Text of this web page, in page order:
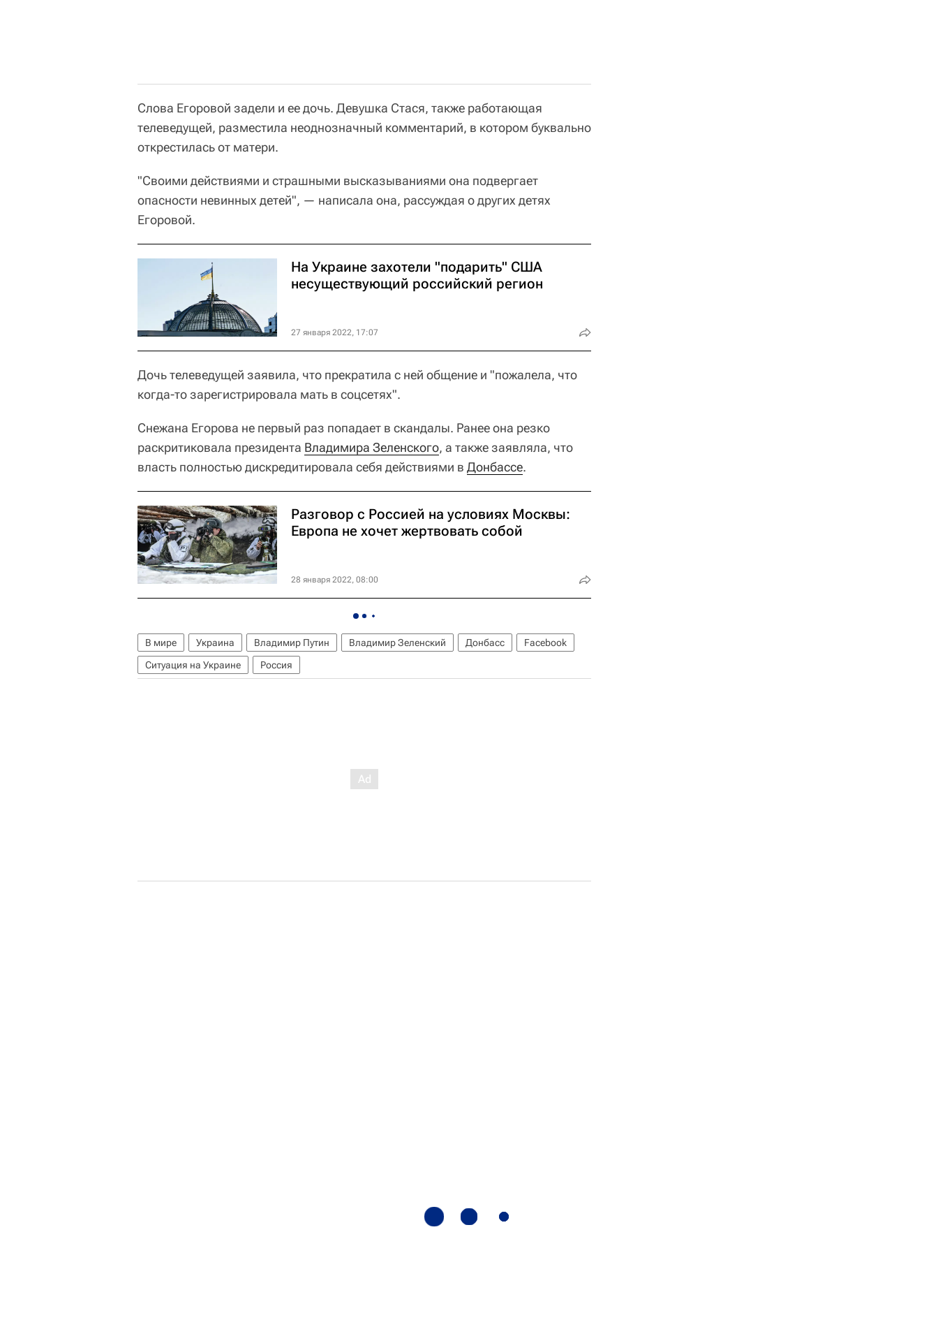
Слова Егоровой задели и ее дочь. Девушка Стася, также работающая
телеведущей, разместила неоднозначный комментарий, в котором буквально
открестилась от матери.
"Своими действиями и страшными высказываниями она подвергает
опасности невинных детей", — написала она, рассуждая о других детях
Егоровой.
На Украине захотели "подарить" США
несуществующий российский регион
27 января 2022, 17:07
Дочь телеведущей заявила, что прекратила с ней общение и "пожалела, что
когда-то зарегистрировала мать в соцсетях".
Снежана Егорова не первый раз попадает в скандалы. Ранее она резко
раскритиковала президента Владимира Зеленского, а также заявляла, что
власть полностью дискредитировала себя действиями в Донбассе.
Разговор с Россией на условиях Москвы:
Европа не хочет жертвовать собой
28 января 2022, 08:00
В мире Украина Владимир Путин Владимир Зеленский Донбасс
Facebook
Ситуация на Украине
Россия